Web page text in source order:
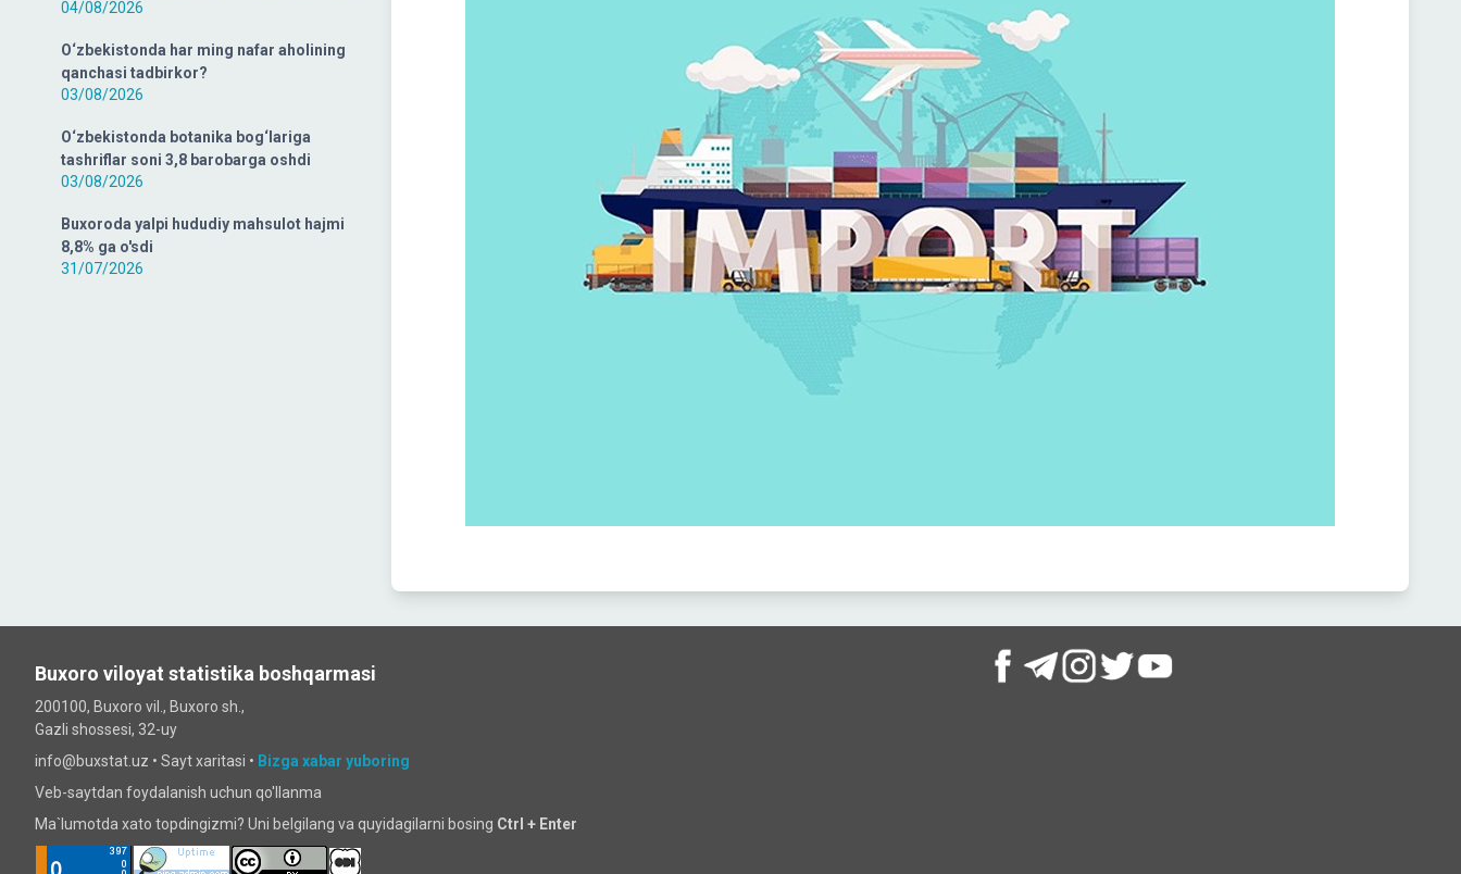
04/08/2026
O‘zbekistonda har ming nafar aholining
qanchasi tadbirkor?
03/08/2026
O‘zbekistonda botanika bog‘lariga
tashriflar soni 3,8 barobarga oshdi
03/08/2026
Buxoroda yalpi hududiy mahsulot hajmi
8,8% ga o'sdi
31/07/2026
Buxoro viloyat statistika boshqarmasi
200100, Buxoro vil., Buxoro sh.,
Gazli shossesi, 32-uy
info@buxstat.uz • Sayt xaritasi • Bizga xabar yuboring
Veb-saytdan foydalanish uchun qo'llanma
Ma`lumotda xato topdingizmi? Uni belgilang va quyidagilarni bosing Ctrl + Enter